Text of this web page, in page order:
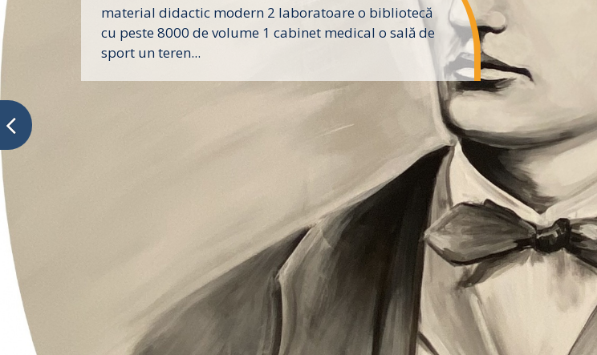
material didactic modern 2 laboratoare o bibliotecă
cu peste 8000 de volume 1 cabinet medical o sală de
sport un teren...